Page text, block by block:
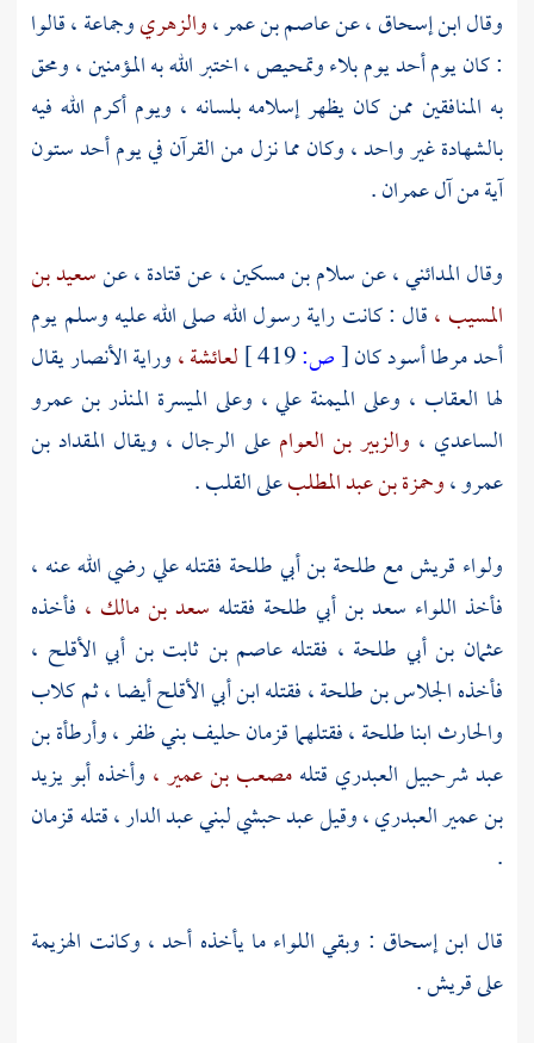
وقالابن إسحاق، عنعاصم بن عمر ،والزهريوجماعة ، قالوا
: كان يومأحديوم بلاء وتمحيص ، اختبر الله به المؤمنين ، ومحق
به المنافقين ممن كان يظهر إسلامه بلسانه ، ويوم أكرم الله فيه
بالشهادة غير واحد ، وكان مما نزل من القرآن في يومأحدستون
آية من آل عمران .
وقالالمدائني ،عنسلام بن مسكين ،عنقتادة ،عنسعيد بن
المسيب ،قال : كانت راية رسول الله صلى الله عليه وسلم يوم
أحدمرطا أسود كان[ص: لعائشة ،ورايةالأنصاريقال
لها العقاب ، وعلى الميمنة علي ، وعلى الميسرة المنذر بن عمرو
الساعدي ، والزبير بن العوامعلى الرجال ، ويقال المقداد بن
عمرو ،وحمزة بن عبد المطلبعلى القلب .
ولواء قريشمعطلحة بن أبي طلحة فقتلهعليرضي الله عنه ،
فأخذ اللواء سعد بن أبي طلحة فقتله سعد بن مالك ، فأخذه
عثمان بن أبي طلحة ، فقتله عاصم بن ثابت بن أبي الأقلح ،
فأخذهالجلاس بن طلحة ،فقتلهابن أبي الأقلحأيضا ، ثمكلاب
والحارثابناطلحة ،فقتلهماقزمانحليفبني ظفر ،وأرطأة بن
عبد شرحبيل العبدري قتلهمصعب بن عمير ، وأخذهأبو يزيد
بن عمير العبدري ،وقيل عبد حبشيلبني عبد الدار ،قتلهقزمان
.
قال ابن إسحاق : وبقي اللواء ما يأخذه أحد ، وكانت الهزيمة
علىقريش.